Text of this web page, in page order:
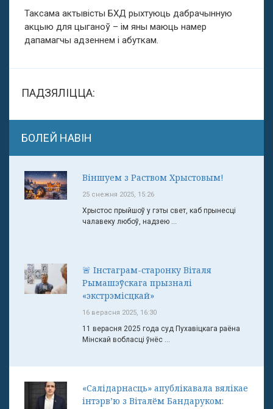
Таксама актывісты БХД рыхтуюць дабрачынную
акцыю для цыганоў – ім яны маюць намер
дапамагчы адзеннем і абуткам.
ПАДЗЯЛІЦЦА:
БОЛЕЙ НАВІН
Віншуем з Раством Хрыстовым!
25 снежня 2025, 15:26
Хрыстос прыйшоў у гэты свет, каб прынесці
чалавеку любоў, надзею ...
🚨 Інстаграм-старонку Віталя
Рымашэўскага прызналі
«экстрэмісцкай»
16 верасня 2025, 16:30
11 верасня 2025 года суд Пухавіцкага раёна
Мінскай вобласці ўнёс ...
«Салідарнасць» апублікавала вялікае
інтэрв’ю з Віталём Бандаруком: